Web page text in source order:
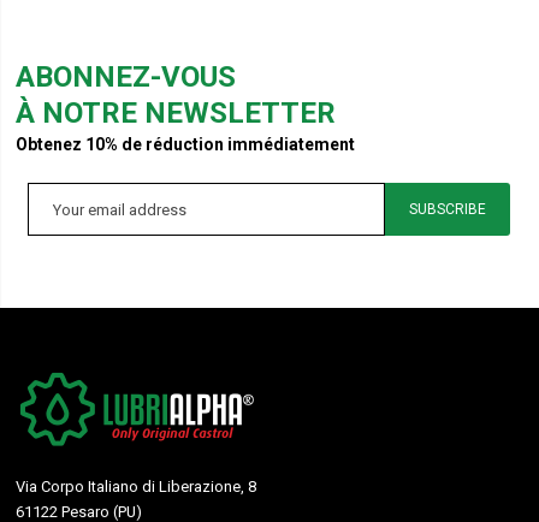
ABONNEZ-VOUS
À NOTRE NEWSLETTER
Obtenez 10% de réduction immédiatement
SUBSCRIBE
Via Corpo Italiano di Liberazione, 8
61122 Pesaro (PU)